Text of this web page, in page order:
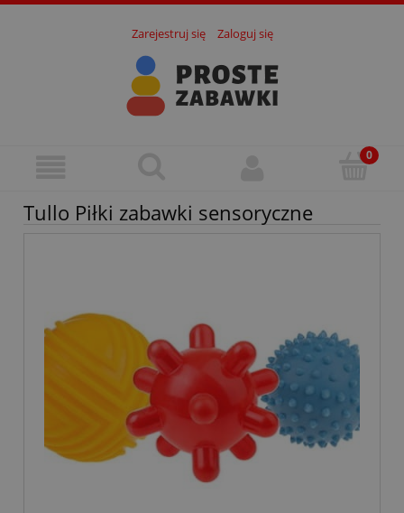
Zarejestruj się Zaloguj się
Tullo Piłki zabawki sensoryczne